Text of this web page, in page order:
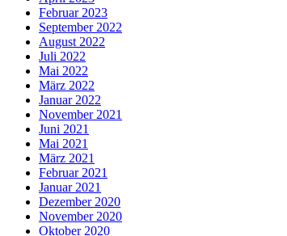
Februar 2023
September 2022
August 2022
Juli 2022
Mai 2022
März 2022
Januar 2022
November 2021
Juni 2021
Mai 2021
März 2021
Februar 2021
Januar 2021
Dezember 2020
November 2020
Oktober 2020